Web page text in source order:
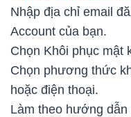
Nhập địa chỉ email
Account của bạn.
Chọn Khôi phục mật
Chọn phương thức
hoặc điện thoại.
Làm theo hướng